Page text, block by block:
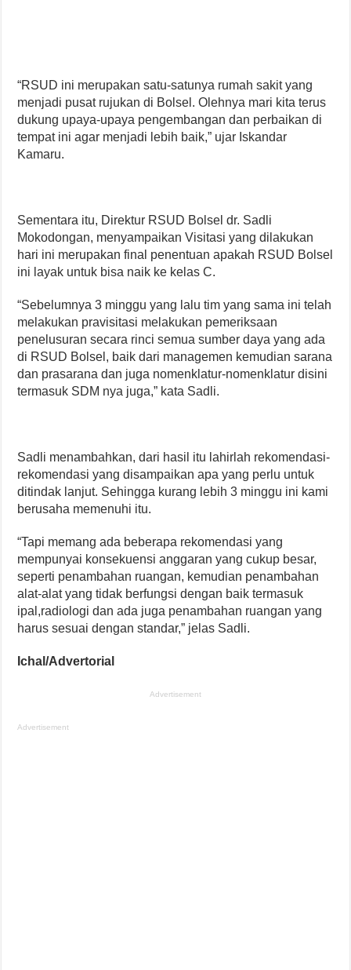
“RSUD ini merupakan satu-satunya rumah sakit yang
menjadi pusat rujukan di Bolsel. Olehnya mari kita terus
dukung upaya-upaya pengembangan dan perbaikan di
tempat ini agar menjadi lebih baik,” ujar Iskandar
Kamaru.
Sementara itu, Direktur RSUD Bolsel dr. Sadli
Mokodongan, menyampaikan Visitasi yang dilakukan
hari ini merupakan final penentuan apakah RSUD Bolsel
ini layak untuk bisa naik ke kelas C.
“Sebelumnya 3 minggu yang lalu tim yang sama ini telah
melakukan pravisitasi melakukan pemeriksaan
penelusuran secara rinci semua sumber daya yang ada
di RSUD Bolsel, baik dari managemen kemudian sarana
dan prasarana dan juga nomenklatur-nomenklatur disini
termasuk SDM nya juga,” kata Sadli.
Sadli menambahkan, dari hasil itu lahirlah rekomendasi-
rekomendasi yang disampaikan apa yang perlu untuk
ditindak lanjut. Sehingga kurang lebih 3 minggu ini kami
berusaha memenuhi itu.
“Tapi memang ada beberapa rekomendasi yang
mempunyai konsekuensi anggaran yang cukup besar,
seperti penambahan ruangan, kemudian penambahan
alat-alat yang tidak berfungsi dengan baik termasuk
ipal,radiologi dan ada juga penambahan ruangan yang
harus sesuai dengan standar,” jelas Sadli.
Ichal/Advertorial
Advertisement
Advertisement